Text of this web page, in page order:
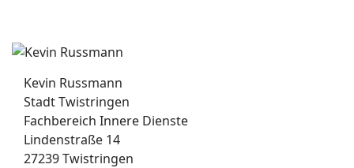
Kevin Russmann
Stadt Twistringen
Fachbereich Innere Dienste
Lindenstraße 14
27239 Twistringen